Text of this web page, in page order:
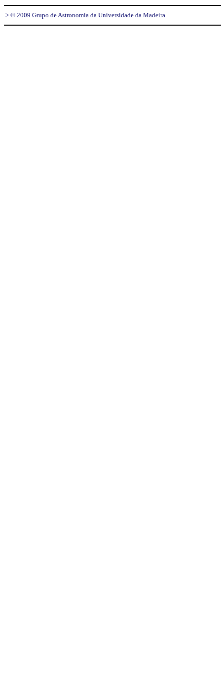
> © 2009 Grupo de Astronomia da Universidade da Madeira